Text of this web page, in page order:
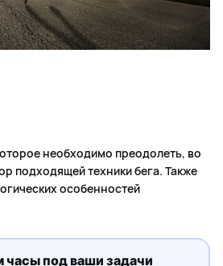
необходимо преодолеть, во
подходящей техники бега. Также
особенностей
часы под ваши задачи